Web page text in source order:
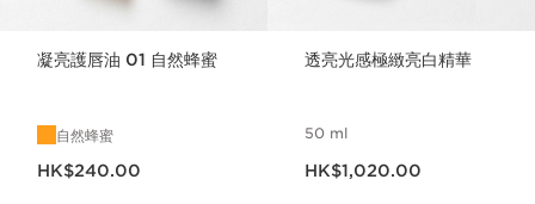
凝亮護唇油 01 自然蜂蜜
自然蜂蜜
HK$240.00
透亮光感極緻亮白精華
50 ml
HK$1,020.00